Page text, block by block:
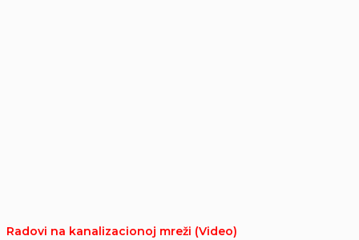
Radovi na kanalizacionoj mreži (Video)